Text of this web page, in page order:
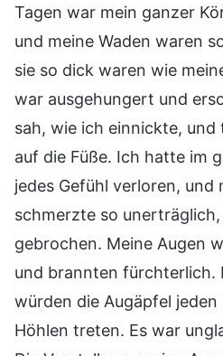
Tagen war mein ganzer
und meine Waden waren
sie so dick waren wie
war ausgehungert und
sah, wie ich einnickte,
auf die Füße. Ich hatte im
jedes Gefühl verloren, und
schmerzte so
gebrochen. Meine Augen
und brannten fürchterlich.
würden die Augäpfel
Höhlen treten. Es war